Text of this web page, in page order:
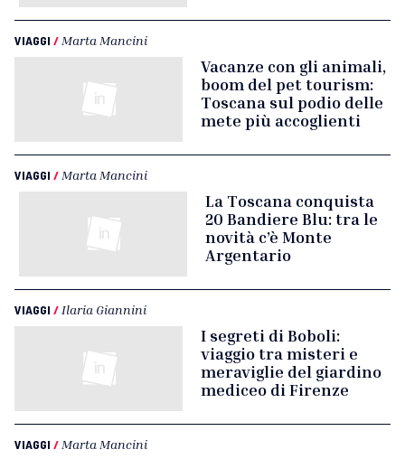
VIAGGI / Marta Mancini
Vacanze con gli animali,
boom del pet tourism:
Toscana sul podio delle
mete più accoglienti
VIAGGI / Marta Mancini
La Toscana conquista
20 Bandiere Blu: tra le
novità c’è Monte
Argentario
VIAGGI / Ilaria Giannini
I segreti di Boboli:
viaggio tra misteri e
meraviglie del giardino
mediceo di Firenze
VIAGGI / Marta Mancini